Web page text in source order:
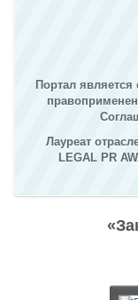
Портал
Лауреат
LEGAL PR